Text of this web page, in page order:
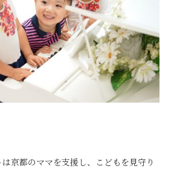
京都のママを支援し、こどもを見守り